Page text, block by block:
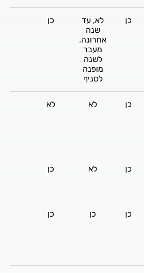
כן
לא, עד
שנה
אחרונה,
מעבר
לשנה
מופנה
לסניף
כן
כן לא לא
כן לא כן
כן כן כן